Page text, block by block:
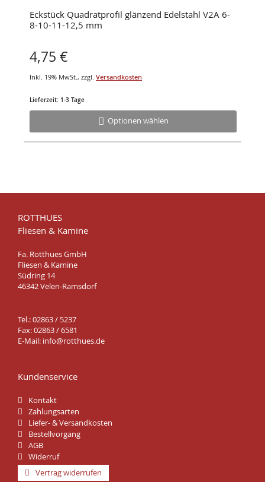
Eckstück Quadratprofil glänzend Edelstahl V2A 6-
8-10-11-12,5 mm
4,75 €
Inkl. 19% MwSt. , zzgl. Versandkosten
Lieferzeit: 1-3 Tage
Optionen wählen
ROTTHUES
Fliesen & Kamine
Fa. Rotthues GmbH
Fliesen & Kamine
Südring 14
46342 Velen-Ramsdorf
Tel.: 02863 / 5237
Fax: 02863 / 6581
E-Mail: info@rotthues.de
Kundenservice
Kontakt
Zahlungsarten
Liefer- & Versandkosten
Bestellvorgang
AGB
Widerruf
Vertrag widerrufen